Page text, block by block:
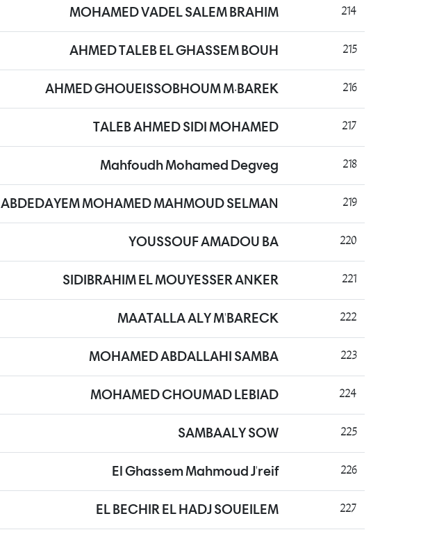
214
MOHAMED VADEL SALEM BRAHIM
215
AHMED TALEB EL GHASSEM BOUH
216
AHMED GHOUEISSOBHOUM M.BAREK
217
TALEB AHMED SIDI MOHAMED
218
Mahfoudh Mohamed Degveg
219
ABDEDAYEM MOHAMED MAHMOUD SELMAN
220
YOUSSOUF AMADOU BA
221
SIDIBRAHIM EL MOUYESSER ANKER
222
MAATALLA ALY M'BARECK
223
MOHAMED ABDALLAHI SAMBA
224
MOHAMED CHOUMAD LEBIAD
225
SAMBAALY SOW
226
El Ghassem Mahmoud J'reif
227
EL BECHIR EL HADJ SOUEILEM